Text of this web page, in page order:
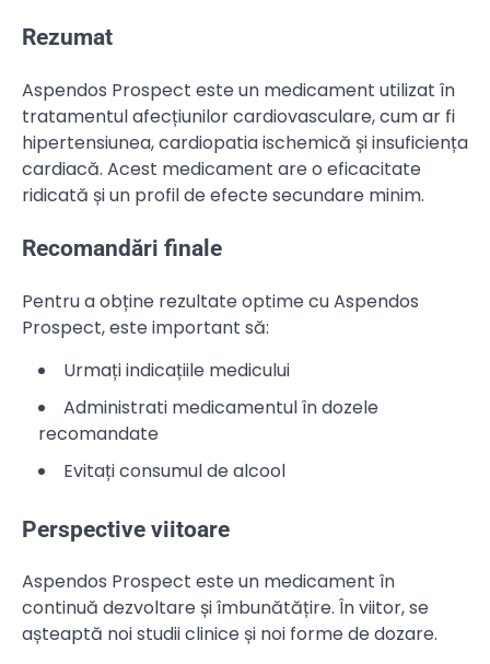
Rezumat
Aspendos Prospect este un medicament utilizat în
tratamentul afecțiunilor cardiovasculare, cum ar fi
hipertensiunea, cardiopatia ischemică și insuficiența
cardiacă. Acest medicament are o eficacitate
ridicată și un profil de efecte secundare minim.
Recomandări finale
Pentru a obține rezultate optime cu Aspendos
Prospect, este important să:
Urmați indicațiile medicului
Administrati medicamentul în dozele
recomandate
Evitați consumul de alcool
Perspective viitoare
Aspendos Prospect este un medicament în
continuă dezvoltare și îmbunătățire. În viitor, se
așteaptă noi studii clinice și noi forme de dozare.